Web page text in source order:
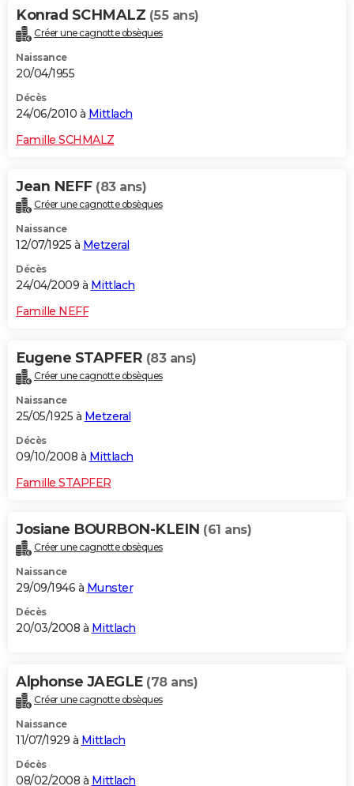
Konrad SCHMALZ (55 ans)
Créer une cagnotte obsèques
Naissance
20/04/1955
Décès
24/06/2010 à Mittlach
Famille SCHMALZ
Jean NEFF (83 ans)
Créer une cagnotte obsèques
Naissance
12/07/1925 à Metzeral
Décès
24/04/2009 à Mittlach
Famille NEFF
Eugene STAPFER (83 ans)
Créer une cagnotte obsèques
Naissance
25/05/1925 à Metzeral
Décès
09/10/2008 à Mittlach
Famille STAPFER
Josiane BOURBON-KLEIN (61 ans)
Créer une cagnotte obsèques
Naissance
29/09/1946 à Munster
Décès
20/03/2008 à Mittlach
Alphonse JAEGLE (78 ans)
Créer une cagnotte obsèques
Naissance
11/07/1929 à Mittlach
Décès
08/02/2008 à Mittlach